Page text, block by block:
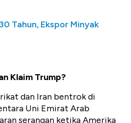
Tahun, Ekspor Minyak
Klaim Trump?
dan Iran bentrok di
Uni Emirat Arab
serangan ketika Amerika